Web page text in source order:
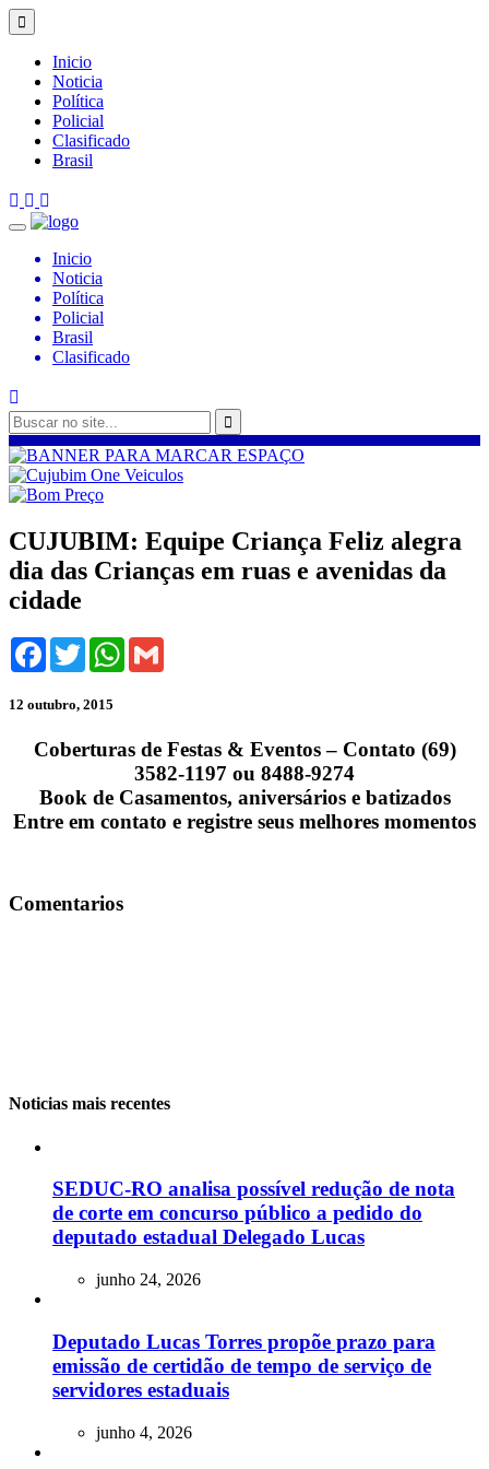
Inicio
Noticia
Política
Policial
Clasificado
Brasil
Inicio
Noticia
Política
Policial
Brasil
Clasificado
CUJUBIM: Equipe Criança Feliz alegra
dia das Crianças em ruas e avenidas da
cidade
Facebook
TwitterWhatsApp
12 outubro, 2015
Coberturas de Festas & Eventos – Contato (69)
3582-1197 ou 8488-9274
Book de Casamentos, aniversários e batizados
Entre em contato e registre seus melhores momentos
Comentarios
Noticias mais recentes
SEDUC-RO analisa possível redução de nota
de corte em concurso público a pedido do
deputado estadual Delegado Lucas
junho 24, 2026
Deputado Lucas Torres propõe prazo para
emissão de certidão de tempo de serviço de
servidores estaduais
junho 4, 2026